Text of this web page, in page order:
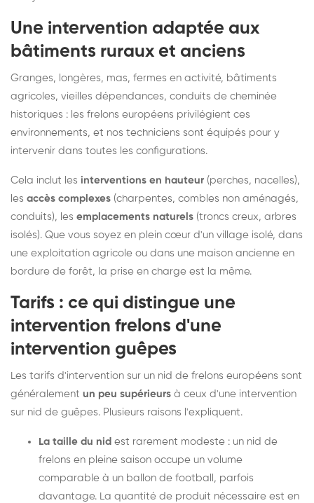
Une intervention adaptée aux
bâtiments ruraux et anciens
Granges, longères, mas, fermes en activité, bâtiments
agricoles, vieilles dépendances, conduits de cheminée
historiques : les frelons européens privilégient ces
environnements, et nos techniciens sont équipés pour y
intervenir dans toutes les configurations.
Cela inclut les interventions en hauteur (perches, nacelles),
les accès complexes (charpentes, combles non aménagés,
conduits), les emplacements naturels (troncs creux, arbres
isolés). Que vous soyez en plein cœur d'un village isolé, dans
une exploitation agricole ou dans une maison ancienne en
bordure de forêt, la prise en charge est la même.
Tarifs : ce qui distingue une
intervention frelons d'une
intervention guêpes
Les tarifs d'intervention sur un nid de frelons européens sont
généralement un peu supérieurs à ceux d'une intervention
sur nid de guêpes. Plusieurs raisons l'expliquent.
La taille du nid est rarement modeste : un nid de
frelons en pleine saison occupe un volume
comparable à un ballon de football, parfois
davantage. La quantité de produit nécessaire est en